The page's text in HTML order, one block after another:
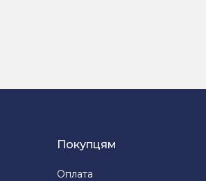
Покупцям
Оплата